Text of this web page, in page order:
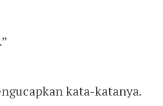
kata-katanya.